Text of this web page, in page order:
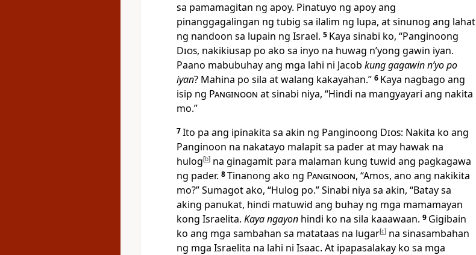
sa pamamagitan ng apoy. Pinatuyo ng apoy ang
pinanggagalingan ng tubig sa ilalim ng lupa, at sinunog ang lahat
ng nandoon sa lupain ng Israel. 5 Kaya sinabi ko, “Panginoong
Dios, nakikiusap po ako sa inyo na huwag nʼyong gawin iyan.
Paano mabubuhay ang mga lahi ni Jacob kung gagawin nʼyo po
iyan? Mahina po sila at walang kakayahan.” 6 Kaya nagbago ang
isip ng Panginoon at sinabi niya, “Hindi na mangyayari ang nakita
mo.”
7Ito pa ang ipinakita sa akin ng Panginoong Dios: Nakita ko ang
Panginoon na nakatayo malapit sa pader at may hawak na
hulog[b] na ginagamit para malaman kung tuwid ang pagkagawa
ng pader. 8Tinanong ako ng Panginoon, “Amos, ano ang nakikita
mo?” Sumagot ako, “Hulog po.” Sinabi niya sa akin, “Batay sa
aking panukat, hindi matuwid ang buhay ng mga mamamayan
kong Israelita. Kaya ngayon hindi ko na sila kaaawaan. 9 Gigibain
ko ang mga sambahan sa matataas na lugar[c] na sinasambahan
ng mga Israelita na lahi ni Isaac. At ipapasalakay ko sa mga